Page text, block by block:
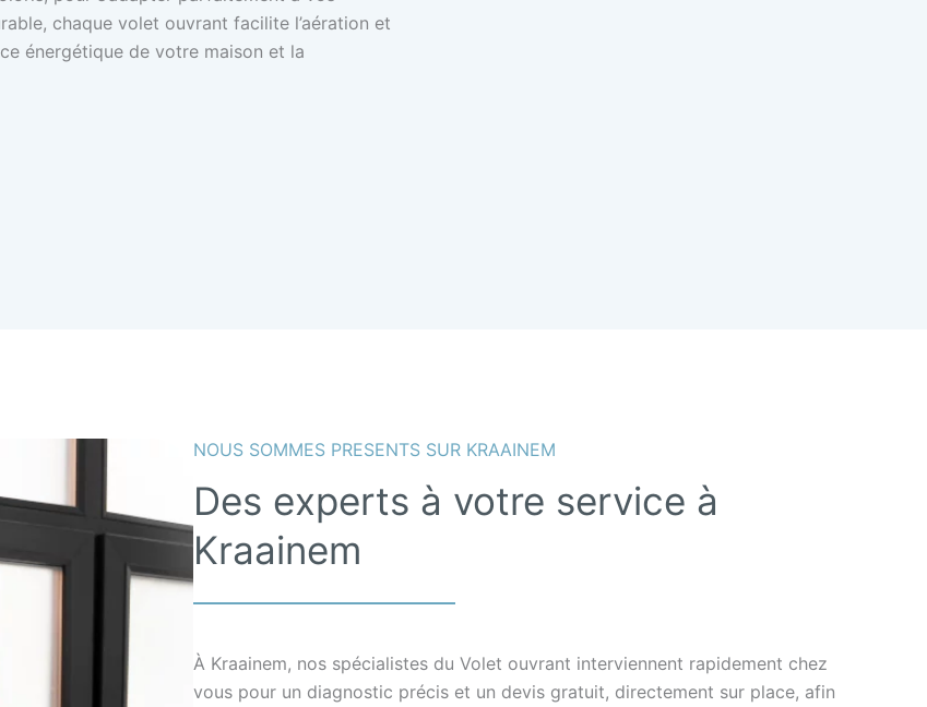
chaque volet ouvrant facilite l’aération et
énergétique de votre maison et la
NOUS SOMMES PRESENTS SUR KRAAINEM
Des experts à votre service à
Kraainem
À Kraainem, nos spécialistes du Volet ouvrant interviennent rapidement chez
vous pour un diagnostic précis et un devis gratuit, directement sur place, afin